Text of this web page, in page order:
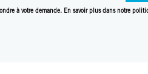
à votre demande. En savoir plus dans notre